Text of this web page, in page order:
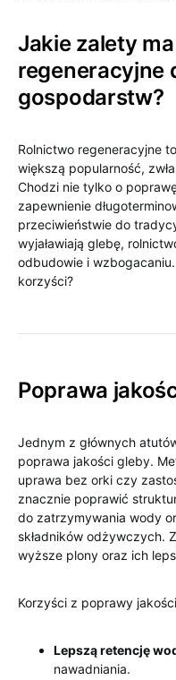
Jakie zalety
regeneracyjne
gospodarstw?
Rolnictwo regeneracyjne
większą popularność,
Chodzi nie tylko o
zapewnienie
przeciwieństwie do
wyjaławiają glebę,
odbudowie i
korzyści?
Poprawa
Jednym z głównych
poprawa jakości gleby.
uprawa bez orki czy
znacznie poprawić
do zatrzymywania wody
składników odżywczych.
wyższe plony oraz ich
Korzyści z poprawy
Lepszą retencję
nawadniania.